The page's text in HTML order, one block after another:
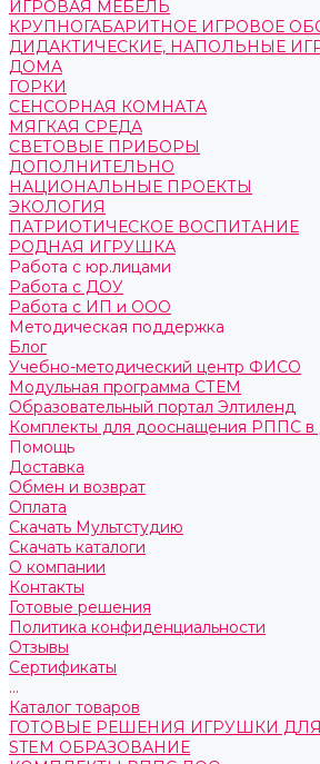
ИГРОВАЯ МЕБЕЛЬ
КРУПНОГАБАРИТНОЕ ИГРОВОЕ
ДИДАКТИЧЕСКИЕ, НАПОЛЬНЫЕ
ДОМА
ГОРКИ
СЕНСОРНАЯ КОМНАТА
МЯГКАЯ СРЕДА
СВЕТОВЫЕ ПРИБОРЫ
ДОПОЛНИТЕЛЬНО
НАЦИОНАЛЬНЫЕ ПРОЕКТЫ
ЭКОЛОГИЯ
ПАТРИОТИЧЕСКОЕ ВОСПИТАНИЕ
РОДНАЯ ИГРУШКА
Работа с юр.лицами
Работа с ДОУ
Работа с ИП и ООО
Методическая поддержка
Блог
Учебно-методический центр ФИСО
Модульная программа СТЕМ
Образовательный портал Элтиленд
Комплекты для дооснащения РППС
Помощь
Доставка
Обмен и возврат
Оплата
Скачать Мультстудию
Скачать каталоги
О компании
Контакты
Готовые решения
Политика конфиденциальности
Отзывы
Сертификаты
...
Каталог товаров
ГОТОВЫЕ РЕШЕНИЯ ИГРУШКИ ДЛЯ
STEM ОБРАЗОВАНИЕ